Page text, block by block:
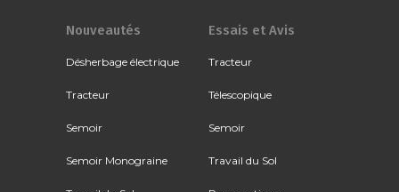
Nouveautés
Désherbage électrique
Tracteur
Semoir
Semoir Monograine
Essais et Avis
Tracteur
Télescopique
Semoir
Travail du Sol